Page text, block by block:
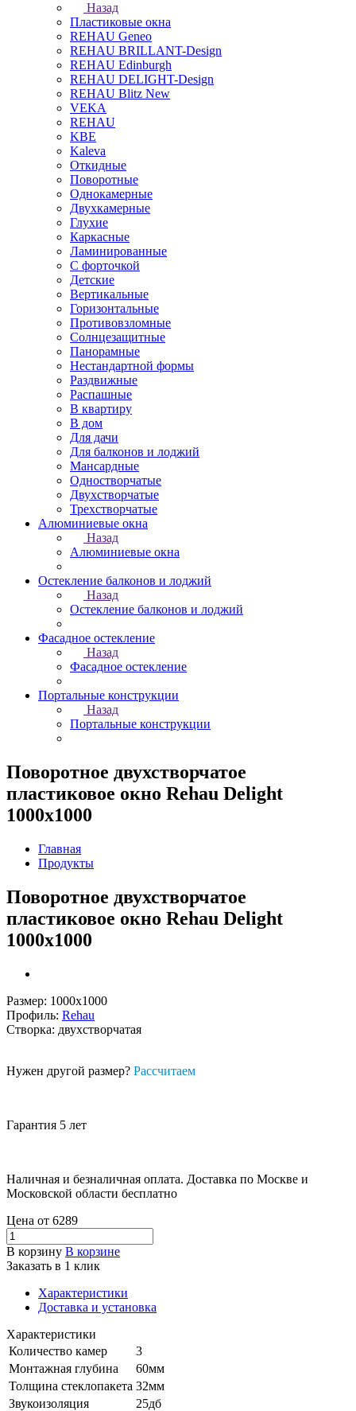
Назад
Пластиковые окна
REHAU Geneo
REHAU BRILLANT-Design
REHAU Edinburgh
REHAU DELIGHT-Design
REHAU Blitz New
VEKA
REHAU
KBE
Kaleva
Откидные
Поворотные
Однокамерные
Двухкамерные
Глухие
Каркасные
Ламинированные
С форточкой
Детские
Вертикальные
Горизонтальные
Противовзломные
Солнцезащитные
Панорамные
Нестандартной формы
Раздвижные
Распашные
В квартиру
В дом
Для дачи
Для балконов и лоджий
Мансардные
Одностворчатые
Двухстворчатые
Трехстворчатые
Алюминиевые окна
Назад
Алюминиевые окна
Остекление балконов и лоджий
Назад
Остекление балконов и лоджий
Фасадное остекление
Назад
Фасадное остекление
Портальные конструкции
Назад
Портальные конструкции
Поворотное двухстворчатое
пластиковое окно Rehau Delight
1000x1000
Главная
Продукты
Поворотное двухстворчатое
пластиковое окно Rehau Delight
1000x1000
Размер: 1000х1000
Профиль: Rehau
Створка: двухстворчатая
Нужен другой размер? Рассчитаем
Гарантия 5 лет
Наличная и безналичная оплата. Доставка по Москве и
Московской области бесплатно
Цена от 6289
В корзину В корзине
Заказать в 1 клик
Характеристики
Доставка и установка
Характеристики
Количество камер
3
Монтажная глубина
60мм
Толщина стеклопакета 32мм
Звукоизоляция
25дб